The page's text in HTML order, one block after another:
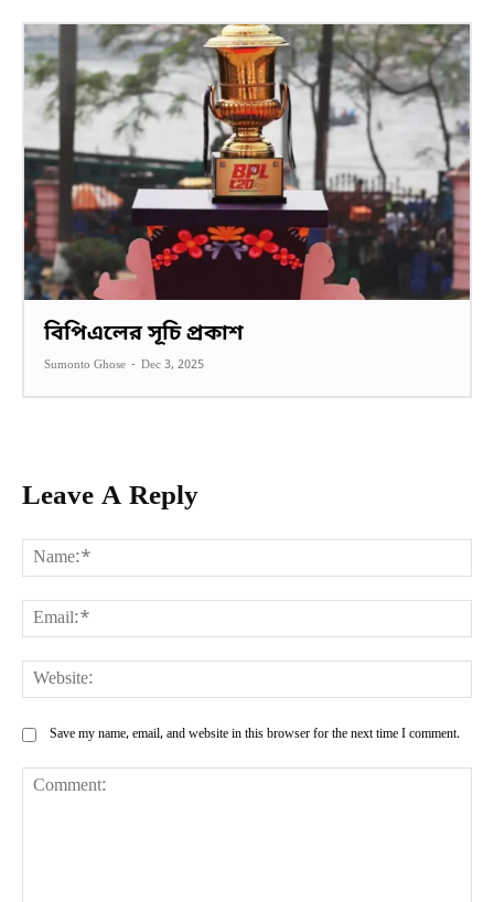
বিপিএলের সূচি প্রকাশ
Sumonto Ghose - Dec 3, 2025
Leave A Reply
Save my name, email, and website in this browser for the next time I comment.